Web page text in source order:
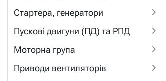
Стартера, генератори
Пускові двигуни (ПД) та РПД
Моторна група
Приводи вентиляторів